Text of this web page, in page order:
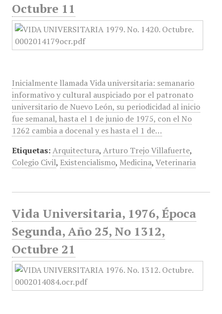
Octubre 11
Inicialmente llamada Vida universitaria: semanario
informativo y cultural auspiciado por el patronato
universitario de Nuevo León, su periodicidad al inicio
fue semanal, hasta el 1 de junio de 1975, con el No
1262 cambia a docenal y es hasta el 1 de…
Etiquetas: Arquitectura, Arturo Trejo Villafuerte,
Colegio Civil, Existencialismo, Medicina, Veterinaria
Vida Universitaria, 1976, Época
Segunda, Año 25, No 1312,
Octubre 21